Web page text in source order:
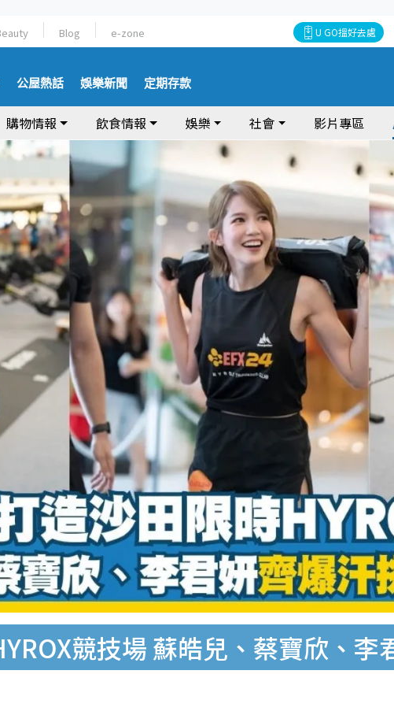
Blog e-zone U GO搵好去處
公屋熱話 娛樂新聞 定期存款
購物情報 飲食情報 娛樂 社會 影片專區
競技場 蘇皓兒、蔡寶欣、